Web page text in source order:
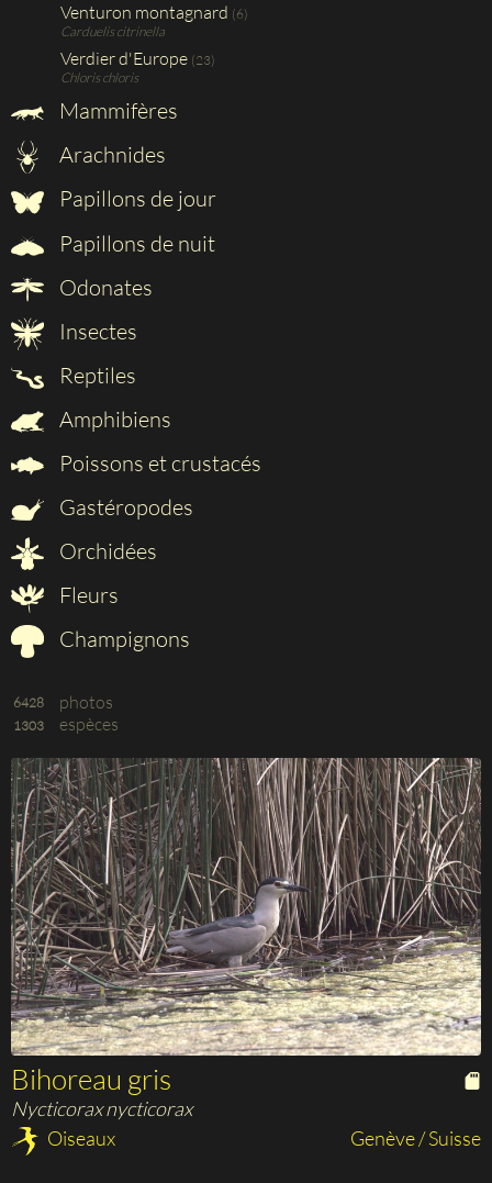
Venturon montagnard (6)
Carduelis citrinella
Verdier d'Europe (23)
Chloris chloris
Mammifères
Arachnides
Papillons de jour
Papillons de nuit
Odonates
Insectes
Reptiles
Amphibiens
Poissons et crustacés
Gastéropodes
Orchidées
Fleurs
Champignons
6428 photos
1303 espèces
Bihoreau gris
Nycticorax nycticorax
Oiseaux
Genève / Suisse